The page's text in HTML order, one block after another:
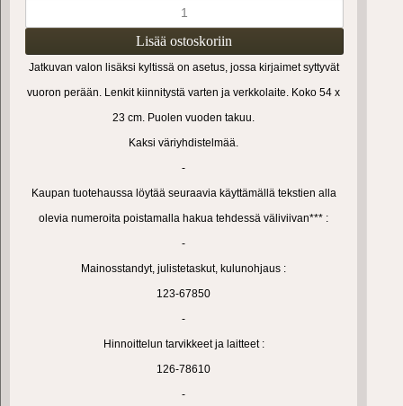
Jatkuvan valon lisäksi kyltissä on asetus, jossa kirjaimet syttyvät
vuoron perään. Lenkit kiinnitystä varten ja verkkolaite. Koko 54 x
23 cm. Puolen vuoden takuu.
Kaksi väriyhdistelmää.
-
Kaupan tuotehaussa löytää seuraavia käyttämällä tekstien alla
olevia numeroita poistamalla hakua tehdessä väliviivan*** :
-
Mainosstandyt, julistetaskut, kulunohjaus :
123-67850
-
Hinnoittelun tarvikkeet ja laitteet :
126-78610
-